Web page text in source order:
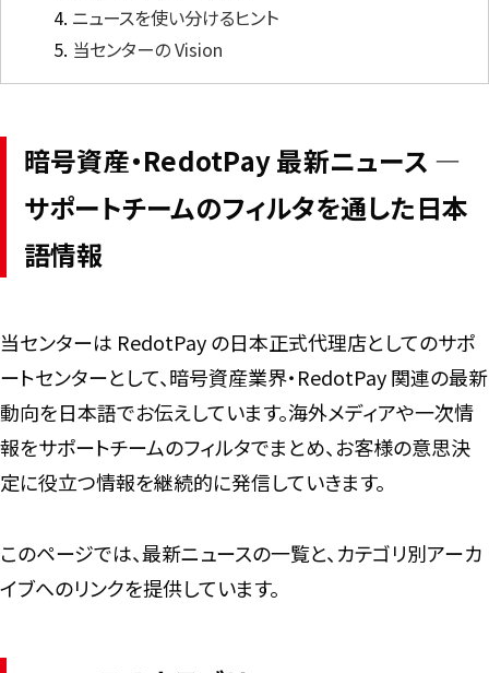
ニュースを使い分けるヒント
当センターの Vision
暗号資産・RedotPay 最新ニュース ―
サポートチームのフィルタを通した日本
語情報
当センターは RedotPay の日本正式代理店としてのサポ
ートセンターとして、暗号資産業界・RedotPay 関連の最新
動向を日本語でお伝えしています。海外メディアや一次情
報をサポートチームのフィルタでまとめ、お客様の意思決
定に役立つ情報を継続的に発信していきます。
このページでは、最新ニュースの一覧と、カテゴリ別アーカ
イブへのリンクを提供しています。